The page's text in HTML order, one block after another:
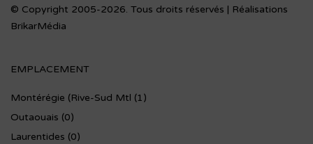
© Copyright 2005-2026. Tous droits réservés | Réalisations
BrikarMédia
EMPLACEMENT
Montérégie (Rive-Sud Mtl (1)
Outaouais (0)
Laurentides (0)